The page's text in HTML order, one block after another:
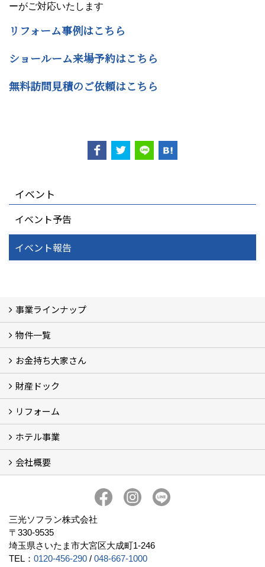
ーがご対応いたします
リフォーム事例はこちら
ショールーム来場予約はこちら
無料訪問見積のご依頼はこちら
イベント
イベント予告
イベント報告
事業ラインナップ
三光ソフラン株式会社の強み
資産運用
収益物件
賃貸管理 (2)
土地有効活用 (3)
相続対策・コンサルティング (3)
不動産買取・売買・仲介 (3)
リフォーム
空き家・空き地対策 (2)
設計・施工・建築請負
物件一覧
物件一覧
フォトギャラリー
弊社施工事例3D写真
お金持ち大家さん
お金持ち大家さん
資産運用コラム (15)
お金持ち大家さんセミナー
財産ドック
財産ドック
リフォーム
リフォーム
ホテル事業
三光ソフランの収益用ホテルのご紹介
ホテル一覧
宿泊施設の主な経営形態
京都での相続税対策例
京都での収益用ホテル(ブティックホテル)の投資活用
訪日外国人旅行者数に関するデータ
よくある質問
会社概要
三光ソフランについて (19)
リクルート情報（新卒採用）
リクルート情報（中途採用）
プライバシーポリシー
三光ソフラン株式会社
〒330-9535
埼玉県さいたま市大宮区大成町1-246
TEL： 0120-456-290 / 048-667-1000